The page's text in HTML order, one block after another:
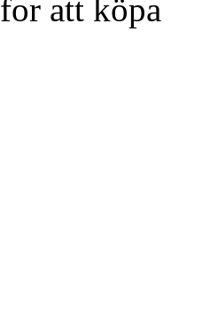
for att köpa